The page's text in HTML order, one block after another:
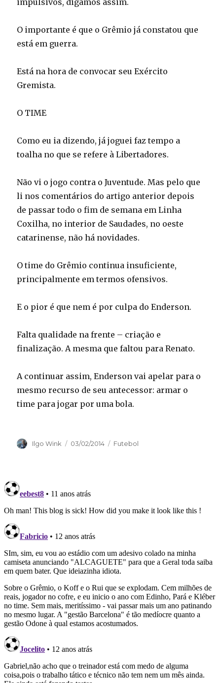
impulsivos, digamos assim.
O importante é que o Grêmio já constatou que
está em guerra.
Está na hora de convocar seu Exército
Gremista.
O TIME
Como eu ia dizendo, já joguei faz tempo a
toalha no que se refere à Libertadores.
Não vi o jogo contra o Juventude. Mas pelo que
li nos comentários do artigo anterior depois
de passar todo o fim de semana em Linha
Coxilha, no interior de Saudades, no oeste
catarinense, não há novidades.
O time do Grêmio continua insuficiente,
principalmente em termos ofensivos.
E o pior é que nem é por culpa do Enderson.
Falta qualidade na frente – criação e
finalização. A mesma que faltou para Renato.
A continuar assim, Enderson vai apelar para o
mesmo recurso de seu antecessor: armar o
time para jogar por uma bola.
Autor
Ilgo Wink
Publicado
03/02/2014 Categorias
Futebol